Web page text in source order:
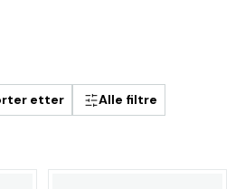
etter Alle filtre